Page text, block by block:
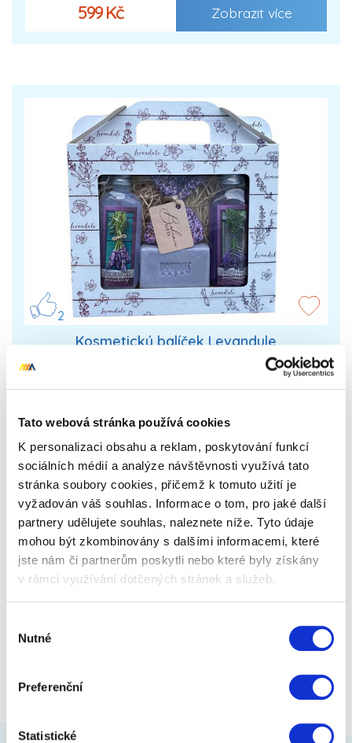
Tato webová stránka používá cookies
K personalizaci obsahu a reklam, poskytování funkcí
sociálních médií a analýze návštěvnosti využívá tato
stránka soubory cookies, přičemž k tomuto užití je
vyžadován váš souhlas. Informace o tom, pro jaké další
partnery udělujete souhlas, naleznete níže. Tyto údaje
mohou být zkombinovány s dalšími informacemi, které
jste nám či partnerům poskytli nebo které byly získány
v rámci využívání dotčených stránek a služeb.
souhlasu
Nutné
Preferenční
Statistické
599 Kč Zobrazit více
2
Kosmetický balíček Levandule
Kosmetický balíček Levandule. Dárkové balení
radost. Jedná se o praktický dárek s…
329 Kč Zobrazit více